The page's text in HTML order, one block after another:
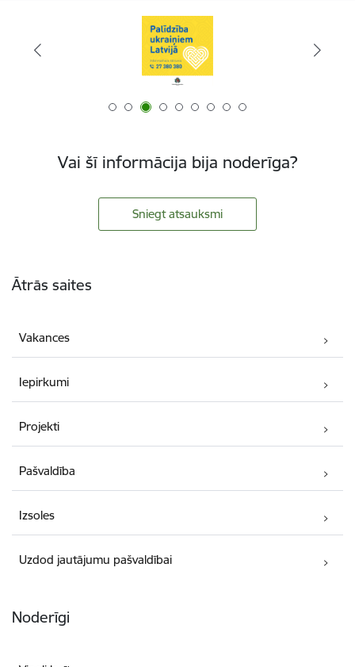
Vai šī informācija bija noderīga?
Sniegt atsauksmi
Ātrās saites
Vakances
Iepirkumi
Projekti
Pašvaldība
Izsoles
Uzdod jautājumu pašvaldībai
Noderīgi